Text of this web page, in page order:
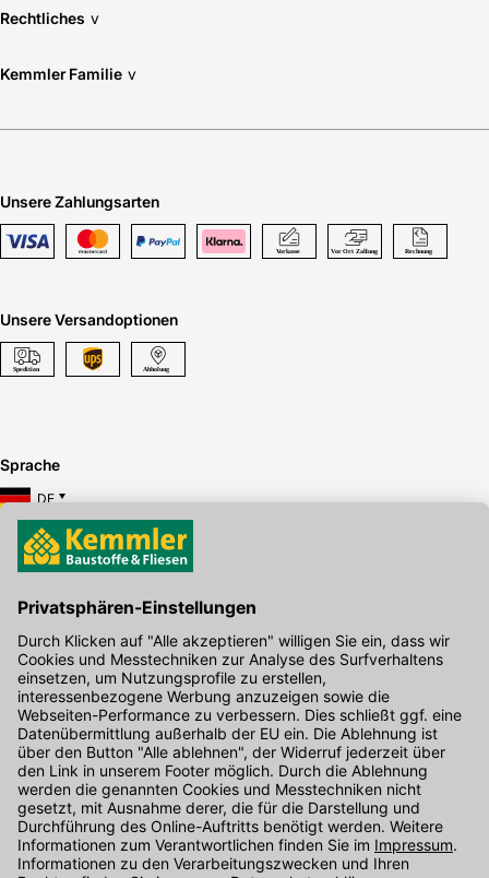
Rechtliches v
Kemmler Familie v
Unsere Zahlungsarten
Unsere Versandoptionen
Sprache
DE
Hier gibt's die kostenlose App
Kontakt
Unser Onlineshop Team ist montags bis freitags von 08:00 - 17:00
Uhr unter der Telefonnummer07071 / 151-151für Sie erreichbar.
Alternativ können Sie unser Kontaktformular nutzen.